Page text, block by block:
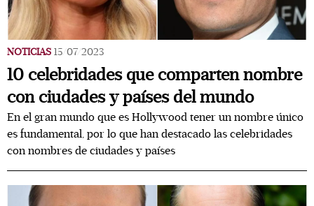
NOTICIAS 15/07/2023
10 celebridades que comparten nombre
con ciudades y países del mundo
En el gran mundo que es Hollywood tener un nombre único
es fundamental, por lo que han destacado las celebridades
con nombres de ciudades y países